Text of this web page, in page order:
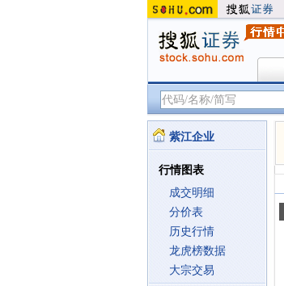
紫江企业
行情图表
成交明细
分价表
历史行情
龙虎榜数据
大宗交易